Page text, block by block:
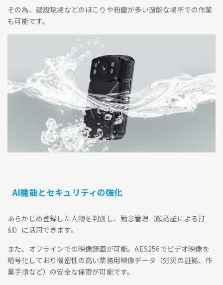
その為、建設現場などのほこりや粉塵が多い過酷な場所での作業
も可能です。
AI機能とセキュリティの強化
あらかじめ登録した人物を判別し、勤怠管理（顔認証による打
刻）に活用できます。
また、オフラインでの映像録画が可能。AES256でビデオ映像を
暗号化しており機密性の高い業務用映像データ（労災の証拠、作
業手順など）の安全な保管が可能です。